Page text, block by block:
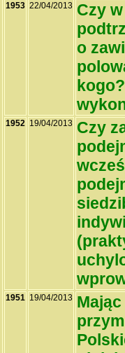
1953 22/04/2013 Czy
o
1952 19/04/2013 Czy
1951 19/04/2013